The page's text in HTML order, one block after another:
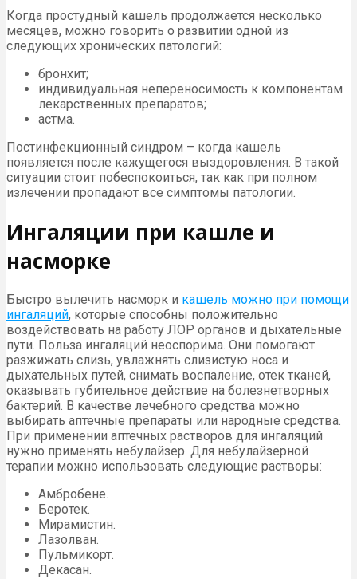
Когда простудный кашель продолжается несколько
месяцев, можно говорить о развитии одной из
следующих хронических патологий:
бронхит;
индивидуальная непереносимость к компонентам
лекарственных препаратов;
астма.
Постинфекционный синдром – когда кашель
появляется после кажущегося выздоровления. В такой
ситуации стоит побеспокоиться, так как при полном
излечении пропадают все симптомы патологии.
Ингаляции при кашле и
насморке
Быстро вылечить насморк и кашель можно при помощи
ингаляций, которые способны положительно
воздействовать на работу ЛОР органов и дыхательные
пути. Польза ингаляций неоспорима. Они помогают
разжижать слизь, увлажнять слизистую носа и
дыхательных путей, снимать воспаление, отек тканей,
оказывать губительное действие на болезнетворных
бактерий. В качестве лечебного средства можно
выбирать аптечные препараты или народные средства.
При применении аптечных растворов для ингаляций
нужно применять небулайзер. Для небулайзерной
терапии можно использовать следующие растворы:
Амбробене.
Беротек.
Мирамистин.
Лазолван.
Пульмикорт.
Декасан.